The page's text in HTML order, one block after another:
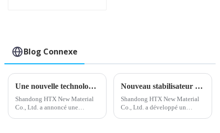
Blog Connexe
Une nouvelle technologie de stabilisateur de calcium et de zinc révolutionne les processus industriels
Shandong HTX New Material
Co., Ltd. a annoncé une
Nouveau stabilisateur de plomb composé développé pour des performances améliorées
Shandong HTX New Material
Co., Ltd. a développé un